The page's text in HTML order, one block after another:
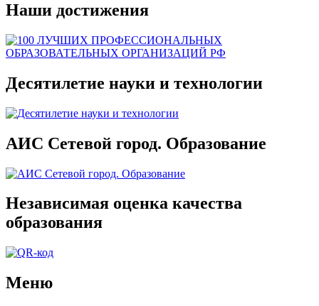
Наши достижения
Десятилетие науки и технологии
АИС Сетевой город. Образование
Независимая оценка качества
образования
Меню